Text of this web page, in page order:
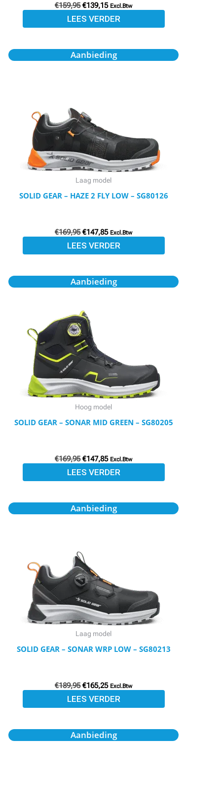
€159,95 €139,15 Excl.Btw
LEES VERDER
Aanbieding
Laag model
SOLID GEAR – HAZE 2 FLY LOW – SG80126
€169,95
Oorspronkelijke
prijs
€147,85
Huidige
prijs
Excl.Btw
LEES VERDER
Aanbieding
Hoog model
SOLID GEAR – SONAR MID GREEN – SG80205
€169,95
Oorspronkelijke
prijs
€147,85
Huidige
prijs
Excl.Btw
LEES VERDER
Aanbieding
Laag model
SOLID GEAR – SONAR WRP LOW – SG80213
€189,95
Oorspronkelijke
prijs
€165,25
Huidige
prijs
Excl.Btw
LEES VERDER
Aanbieding
Oorspronkelijke
prijs
Huidige
prijs
Dit